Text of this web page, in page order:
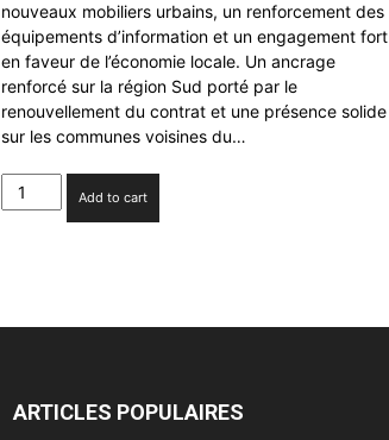
nouveaux mobiliers urbains, un renforcement des
équipements d’information et un engagement fort
en faveur de l’économie locale. Un ancrage
renforcé sur la région Sud porté par le
renouvellement du contrat et une présence solide
sur les communes voisines du…
Cityz
Media
urbain
Add to cart
ARTICLES POPULAIRES